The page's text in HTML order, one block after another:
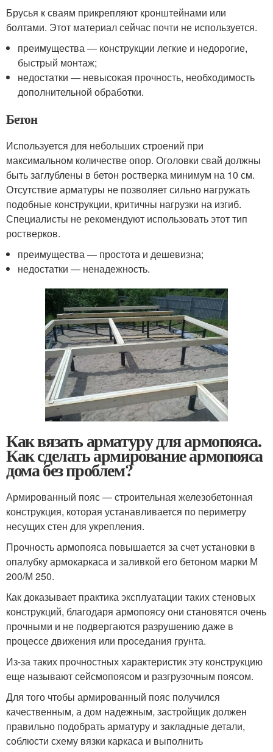
Брусья к сваям прикрепляют кронштейнами или
болтами. Этот материал сейчас почти не используется.
преимущества — конструкции легкие и недорогие,
быстрый монтаж;
недостатки — невысокая прочность, необходимость
дополнительной обработки.
Бетон
Используется для небольших строений при
максимальном количестве опор. Оголовки свай должны
быть заглублены в бетон ростверка минимум на 10 см.
Отсутствие арматуры не позволяет сильно нагружать
подобные конструкции, критичны нагрузки на изгиб.
Специалисты не рекомендуют использовать этот тип
ростверков.
преимущества — простота и дешевизна;
недостатки — ненадежность.
Как вязать арматуру для армопояса.
Как сделать армирование армопояса
дома без проблем?
Армированный пояс — строительная железобетонная
конструкция, которая устанавливается по периметру
несущих стен для укрепления.
Прочность армопояса повышается за счет установки в
опалубку армокаркаса и заливкой его бетоном марки М
200/М 250.
Как доказывает практика эксплуатации таких стеновых
конструкций, благодаря армопоясу они становятся очень
прочными и не подвергаются разрушению даже в
процессе движения или проседания грунта.
Из-за таких прочностных характеристик эту конструкцию
еще называют сейсмопоясом и разгрузочным поясом.
Для того чтобы армированный пояс получился
качественным, а дом надежным, застройщик должен
правильно подобрать арматуру и закладные детали,
соблюсти схему вязки каркаса и выполнить